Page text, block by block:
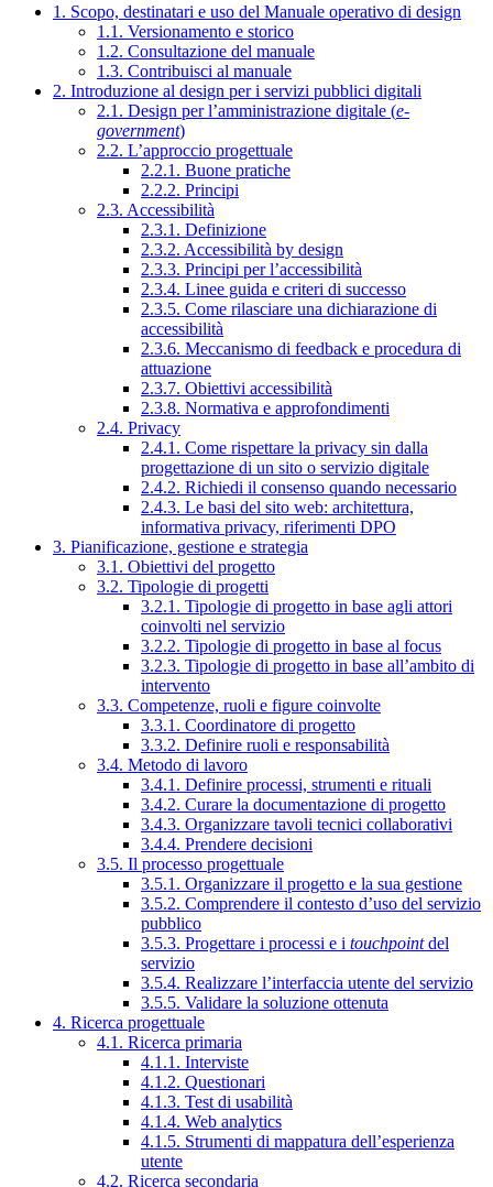
1. Scopo, destinatari e uso del Manuale operativo di design
1.1. Versionamento e storico
1.2. Consultazione del manuale
1.3. Contribuisci al manuale
2. Introduzione al design per i servizi pubblici digitali
2.1. Design per l’amministrazione digitale (e-
government)
2.2. L’approccio progettuale
2.2.1. Buone pratiche
2.2.2. Principi
2.3. Accessibilità
2.3.1. Definizione
2.3.2. Accessibilità by design
2.3.3. Principi per l’accessibilità
2.3.4. Linee guida e criteri di successo
2.3.5. Come rilasciare una dichiarazione di
accessibilità
2.3.6. Meccanismo di feedback e procedura di
attuazione
2.3.7. Obiettivi accessibilità
2.3.8. Normativa e approfondimenti
2.4. Privacy
2.4.1. Come rispettare la privacy sin dalla
progettazione di un sito o servizio digitale
2.4.2. Richiedi il consenso quando necessario
2.4.3. Le basi del sito web: architettura,
informativa privacy, riferimenti DPO
3. Pianificazione, gestione e strategia
3.1. Obiettivi del progetto
3.2. Tipologie di progetti
3.2.1. Tipologie di progetto in base agli attori
coinvolti nel servizio
3.2.2. Tipologie di progetto in base al focus
3.2.3. Tipologie di progetto in base all’ambito di
intervento
3.3. Competenze, ruoli e figure coinvolte
3.3.1. Coordinatore di progetto
3.3.2. Definire ruoli e responsabilità
3.4. Metodo di lavoro
3.4.1. Definire processi, strumenti e rituali
3.4.2. Curare la documentazione di progetto
3.4.3. Organizzare tavoli tecnici collaborativi
3.4.4. Prendere decisioni
3.5. Il processo progettuale
3.5.1. Organizzare il progetto e la sua gestione
3.5.2. Comprendere il contesto d’uso del servizio
pubblico
3.5.3. Progettare i processi e i touchpointdel
servizio
3.5.4. Realizzare l’interfaccia utente del servizio
3.5.5. Validare la soluzione ottenuta
4. Ricerca progettuale
4.1. Ricerca primaria
4.1.1. Interviste
4.1.2. Questionari
4.1.3. Test di usabilità
4.1.4. Web analytics
4.1.5. Strumenti di mappatura dell’esperienza
utente
4.2. Ricerca secondaria